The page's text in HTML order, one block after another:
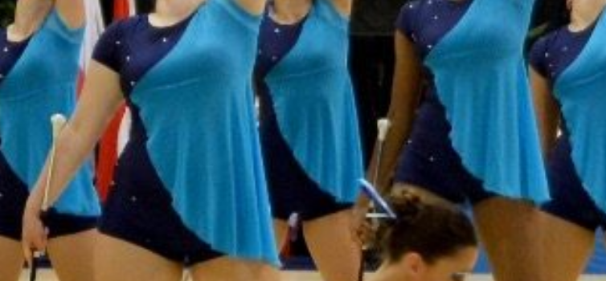
ZAALVERHUUR DE SCHAKEL
HORECA MOGELIJKHEDEN
ONTMOETINGSPLEK DE SCHAKEL
Activiteiten In De Schakel
Huisgenoten
Expo Gilze
Bus